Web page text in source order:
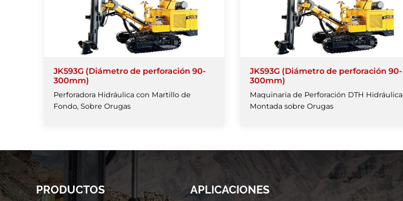
JK593G (Diámetro de perforación 90-
300mm)
Perforadora Hidráulica con Martillo de
Fondo, Sobre Orugas
JK593G (Diámetro de perforación 90-
300mm)
Maquinaria de Perforación DTH Hidráulica
Montada sobre Orugas
PRODUCTOS APLICACIONES